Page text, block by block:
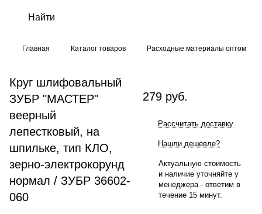
Главная Каталог товаров Расходные материалы оптом
Круг шлифовальный
ЗУБР "МАСТЕР"
веерный
лепестковый, на
шпильке, тип КЛО,
зерно-электрокорунд
нормал / ЗУБР 36602-
060
279 руб.
Рассчитать доставку
Нашли дешевле?
Актуальную стоимость
и наличие уточняйте у
менеджера - ответим в
течение 15 минут.